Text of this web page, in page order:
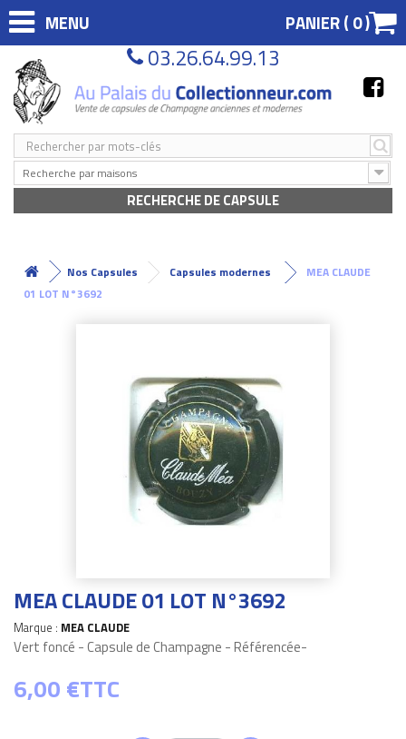
MENU PANIER (0)
03.26.64.99.13
Recherche par maisons
RECHERCHE DE CAPSULE
Nos Capsules Capsules modernes
MEA CLAUDE
01 LOT N°3692
MEA CLAUDE 01 LOT N°3692
Marque : MEA CLAUDE
Vert foncé - Capsule de Champagne - Référencée-
6,00 €TTC